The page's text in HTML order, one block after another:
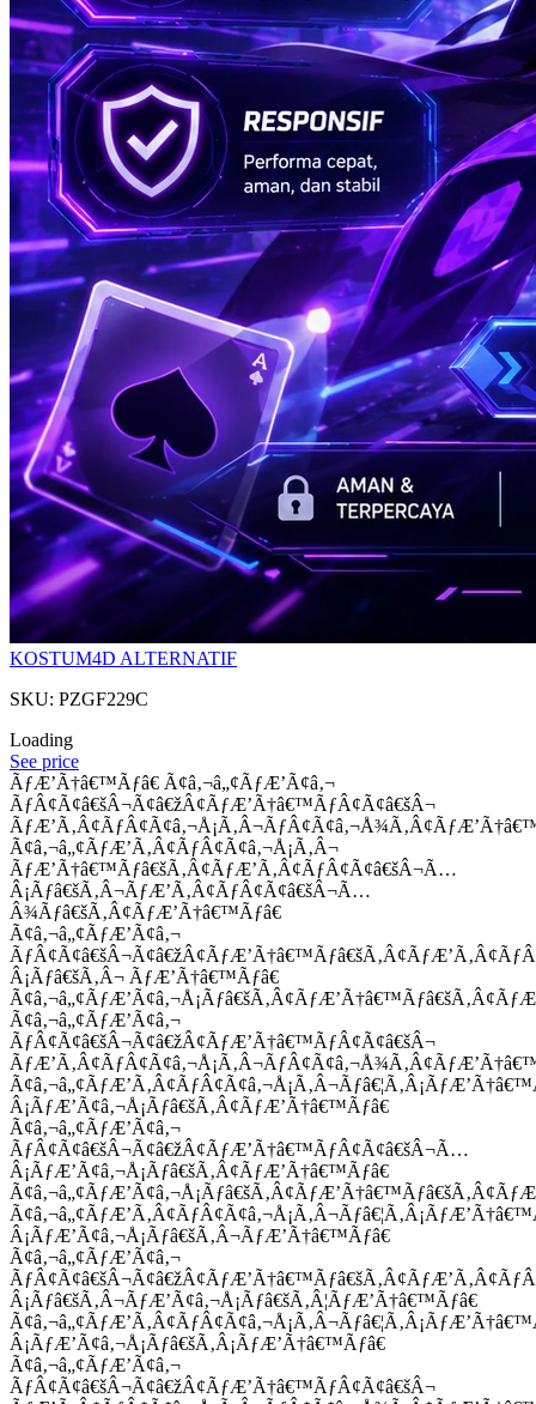
KOSTUM4D ALTERNATIF
SKU: PZGF229C
Loading
See price
ÃƒÆ’Ã†â€™Ãƒâ€ Ã¢â‚¬â„¢ÃƒÆ’Ã¢â‚¬
ÃƒÂ¢Ã¢â€šÂ¬Ã¢â€žÂ¢ÃƒÆ’Ã†â€™ÃƒÂ¢Ã¢â€šÂ¬
Ã¢â‚¬â„¢ÃƒÆ’Ã‚Â¢ÃƒÂ¢Ã¢â‚¬Å¡Ã‚Â¬
ÃƒÆ’Ã†â€™Ãƒâ€šÃ‚Â¢ÃƒÆ’Ã‚Â¢ÃƒÂ¢Ã¢â€šÂ¬Ã…
Â¡Ãƒâ€šÃ‚Â¬ÃƒÆ’Ã‚Â¢ÃƒÂ¢Ã¢â€šÂ¬Ã…
Â¾Ãƒâ€šÃ‚Â¢ÃƒÆ’Ã†â€™Ãƒâ€
Ã¢â‚¬â„¢ÃƒÆ’Ã¢â‚¬
Â¡Ãƒâ€šÃ‚Â¬ ÃƒÆ’Ã†â€™Ãƒâ€
Ã¢â‚¬â„¢ÃƒÆ’Ã¢â‚¬
ÃƒÂ¢Ã¢â€šÂ¬Ã¢â€žÂ¢ÃƒÆ’Ã†â€™ÃƒÂ¢Ã¢â€šÂ¬
Â¡ÃƒÆ’Ã¢â‚¬Å¡Ãƒâ€šÃ‚Â¢ÃƒÆ’Ã†â€™Ãƒâ€
Ã¢â‚¬â„¢ÃƒÆ’Ã¢â‚¬
ÃƒÂ¢Ã¢â€šÂ¬Ã¢â€žÂ¢ÃƒÆ’Ã†â€™ÃƒÂ¢Ã¢â€šÂ¬Ã…
Â¡ÃƒÆ’Ã¢â‚¬Å¡Ãƒâ€šÃ‚Â¢ÃƒÆ’Ã†â€™Ãƒâ€
Â¡ÃƒÆ’Ã¢â‚¬Å¡Ãƒâ€šÃ‚Â¬ÃƒÆ’Ã†â€™Ãƒâ€
Ã¢â‚¬â„¢ÃƒÆ’Ã¢â‚¬
Â¡Ãƒâ€šÃ‚Â¬ÃƒÆ’Ã¢â‚¬Å¡Ãƒâ€šÃ‚Â¦ÃƒÆ’Ã†â€™Ãƒâ€
Â¡ÃƒÆ’Ã¢â‚¬Å¡Ãƒâ€šÃ‚Â¡ÃƒÆ’Ã†â€™Ãƒâ€
Ã¢â‚¬â„¢ÃƒÆ’Ã¢â‚¬
ÃƒÂ¢Ã¢â€šÂ¬Ã¢â€žÂ¢ÃƒÆ’Ã†â€™ÃƒÂ¢Ã¢â€šÂ¬